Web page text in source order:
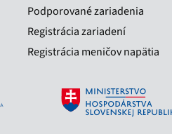
Podporované zariadenia
Registrácia zariadení
Registrácia meničov napätia